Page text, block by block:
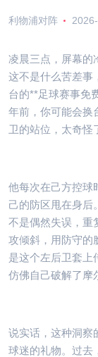
利物浦对阵
凌晨三点，屏幕的
这不是什么苦差事
台的**足球赛事免
年前，你可能会
卫的站位，太奇怪
他每次在己方控球
己的防区甩在身后
不是偶然失误，重
攻倾斜，用防守的
是这个左后卫套上
仿佛自己破解了摩
说实话，这种洞察
球迷的礼物。过去